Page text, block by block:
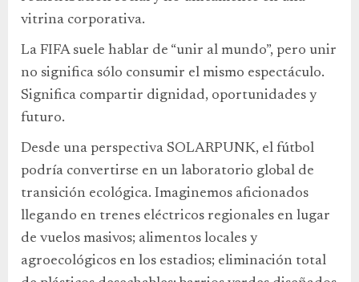
vitrina corporativa.
La FIFA suele hablar de “unir al mundo”, pero unir
no significa sólo consumir el mismo espectáculo.
Significa compartir dignidad, oportunidades y
futuro.
Desde una perspectiva SOLARPUNK, el fútbol
podría convertirse en un laboratorio global de
transición ecológica. Imaginemos aficionados
llegando en trenes eléctricos regionales en lugar
de vuelos masivos; alimentos locales y
agroecológicos en los estadios; eliminación total